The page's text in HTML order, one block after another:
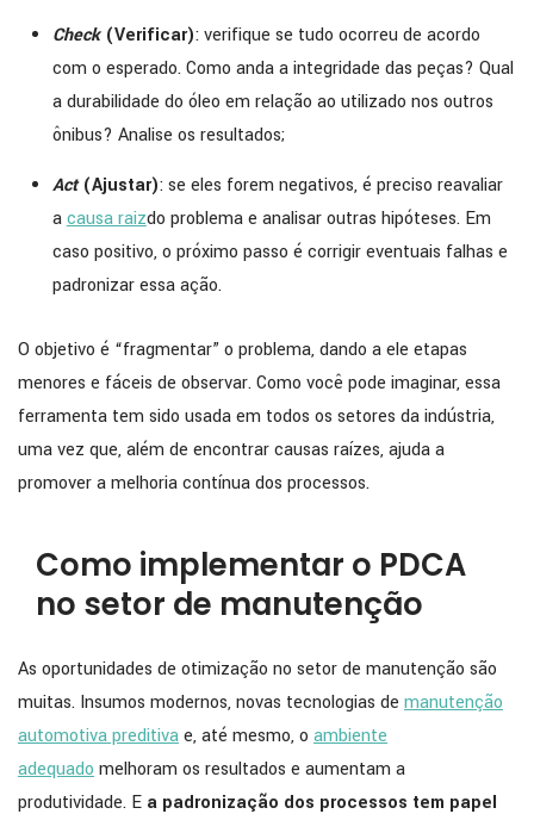
Check (Verificar): verifique se tudo ocorreu de acordo
com o esperado. Como anda a integridade das peças? Qual
a durabilidade do óleo em relação ao utilizado nos outros
ônibus? Analise os resultados;
Act(Ajustar): se eles forem negativos, é preciso reavaliar
acausa raizdo problema e analisar outras hipóteses. Em
caso positivo, o próximo passo é corrigir eventuais falhas e
padronizar essa ação.
O objetivo é “fragmentar” o problema, dando a ele etapas
menores e fáceis de observar. Como você pode imaginar, essa
ferramenta tem sido usada em todos os setores da indústria,
uma vez que, além de encontrar causas raízes, ajuda a
promover a melhoria contínua dos processos.
Como implementar o PDCA
no setor de manutenção
As oportunidades de otimização no setor de manutenção são
muitas. Insumos modernos, novas tecnologias de manutenção
automotiva preditivae, até mesmo, o ambiente
adequadomelhoram os resultados e aumentam a
produtividade. E a padronização dos processos tem papel